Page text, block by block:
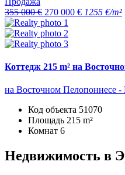
355 000 € 270 000 € 1255 €/m²
Коттедж 215 m² на
на Восточном Пелопоннесе -
Код объекта 51070
Площадь 215 m²
Комнат 6
Недвижимость в